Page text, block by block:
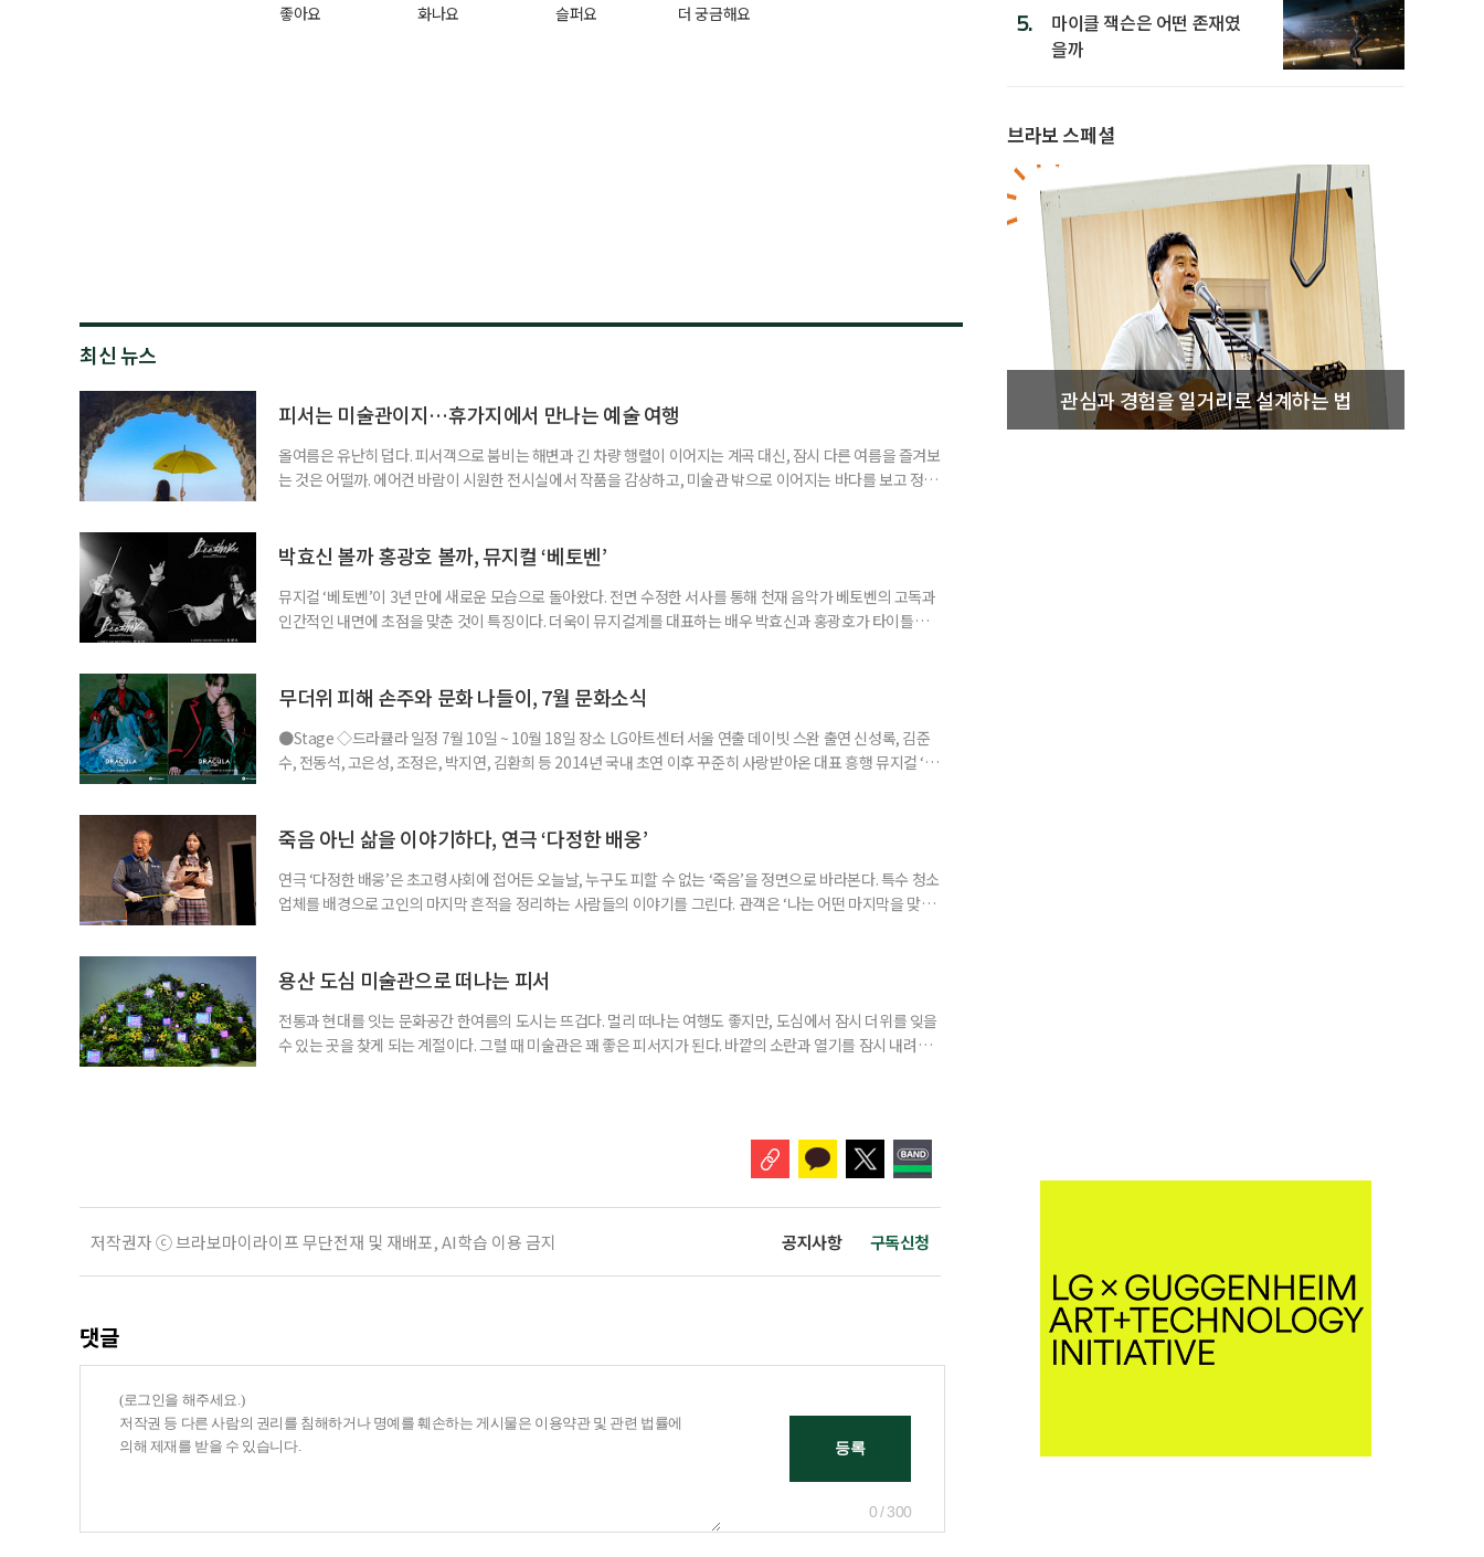
좋아요 화나요 슬퍼요 더 궁금해요
최신 뉴스
피서는 미술관이지…휴가지에서 만나는 예술 여행
올여름은 유난히 덥다. 피서객으로 붐비는 해변과 긴 차량 행렬이 이어지는 계곡 대신, 잠시 다른 여름을 즐겨보
는 것은 어떨까. 에어컨 바람이 시원한 전시실에서 작품을 감상하고, 미술관 밖으로 이어지는 바다를 보고 정원
드 강릉 여행을 계획하고 있다면 하슬라아트월드는 빼놓기 아쉬운 곳이다. ‘하슬라’는 고구려·신라시
박효신 볼까 홍광호 볼까, 뮤지컬 ‘베토벤’
뮤지컬 ‘베토벤’이 3년 만에 새로운 모습으로 돌아왔다. 전면 수정한 서사를 통해 천재 음악가 베토벤의 고독과
인간적인 내면에 초점을 맞춘 것이 특징이다. 더욱이 뮤지컬계를 대표하는 배우 박효신과 홍광호가 타이틀롤
현, •프란츠 브렌타노 : 박시원, 최호중, •베티마 브렌타노 : 성민재, 유연정 등 러닝
무더위 피해 손주와 문화 나들이, 7월 문화소식
●Stage ◇드라큘라 일정 7월 10일 ~ 10월 18일 장소 LG아트센터 서울 연출 데이빗 스완 출연 신성록, 김준
수, 전동석, 고은성, 조정은, 박지연, 김환희 등 2014년 국내 초연 이후 꾸준히 사랑받아온 대표 흥행 뮤지컬 ‘드
은성이 새롭게 드라큘라 역에 합류해 각기 다른 매력의 드라큘라를 선보인다. 드라큘
죽음 아닌 삶을 이야기하다, 연극 ‘다정한 배웅’
연극 ‘다정한 배웅’은 초고령사회에 접어든 오늘날, 누구도 피할 수 없는 ‘죽음’을 정면으로 바라본다. 특수 청소
업체를 배경으로 고인의 마지막 흔적을 정리하는 사람들의 이야기를 그린다. 관객은 ‘나는 어떤 마지막을 맞이
아트홀 출연 •반춘배 : 장용, 서인석 •박민재 & 한달수 : 정겨운, 금동현 •윤선영 : 서권
용산 도심 미술관으로 떠나는 피서
전통과 현대를 잇는 문화공간 한여름의 도시는 뜨겁다. 멀리 떠나는 여행도 좋지만, 도심에서 잠시 더위를 잊을
수 있는 곳을 찾게 되는 계절이다. 그럴 때 미술관은 꽤 좋은 피서지가 된다. 바깥의 소란과 열기를 잠시 내려놓
저작권자 ⓒ 브라보마이라이프 무단전재 및 재배포, AI학습 이용 금지 공지사항 구독신청
댓글
0 / 300
5.
마이클 잭슨은 어떤 존재였
을까
브라보 스페셜
관심과 경험을 일거리로 설계하는 법